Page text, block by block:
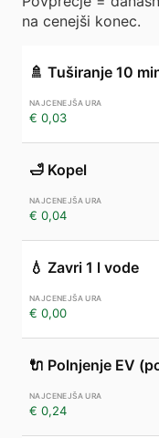
na cenejši konec.
🚿 Tuširanje 10
€ 0,03
🛁 Kopel
€ 0,04
💧 Zavri 1 l vode
€ 0,00
🔌 Polnjenje EV
€ 0,24